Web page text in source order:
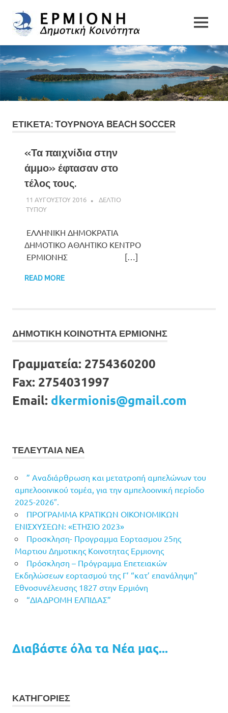
to
content
Δημοτική
Κοινότητα
Ερμιόνης
MENU
ΕΤΙΚΕΤΑ:TΟΥΡΝΟΥΑ BEACH SOCCER
«Τα παιχνίδια στην
άμμο» έφτασαν στο
τέλος τους.
11 ΑΥΓΟΥΣΤΟΥ 2016 ADMINISTRATOR
ΔΕΛΤΙΟ
ΤΥΠΟΥ
ΕΛΛΗΝΙΚΗ ΔΗΜΟΚΡΑΤΙΑ
ΔΗΜΟΤΙΚΟ ΑΘΛΗΤΙΚΟ ΚΕΝΤΡΟ
ΕΡΜΙΟΝΗΣ […]
READ MORE
ΔΗΜΟΤΙΚΗ ΚΟΙΝΟΤΗΤΑ ΕΡΜΙΟΝΗΣ
Γραμματεία: 2754360200
Fax: 2754031997
Email: dkermionis@gmail.com
ΤΕΛΕΥΤΑΙΑ ΝΕΑ
” Αναδιάρθρωση και μετατροπή αμπελώνων του
αμπελοοινικού τομέα, για την αμπελοοινική περίοδο
2025-2026″.
ΠΡΟΓΡΑΜΜΑ ΚΡΑΤΙΚΩΝ ΟΙΚΟΝΟΜΙΚΩΝ
ΕΝΙΣΧΥΣΕΩΝ: «ΕΤΗΣΙΟ 2023»
Προσκληση- Προγραμμα Εορτασμου 25ης
Μαρτιου Δημοτικης Κοινοτητας Ερμιονης
Πρόσκληση – Πρόγραμμα Επετειακών
Εκδηλώσεων εορτασμού της Γ’ “κατ’ επανάληψη”
Εθνοσυνέλευσης 1827 στην Ερμιόνη
“ΔΙΑΔΡΟΜΗ ΕΛΠΙΔΑΣ”
Διαβάστε όλα τα Νέα μας...
ΚΑΤΗΓΟΡΙΕΣ